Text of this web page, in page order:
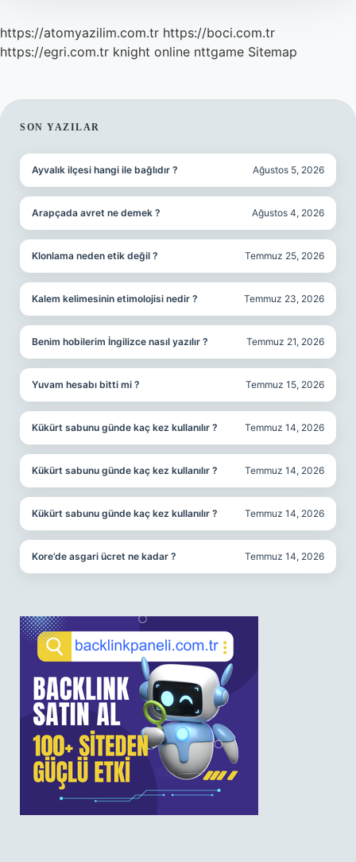
https://atomyazilim.com.tr https://boci.com.tr
https://egri.com.tr knight online nttgame Sitemap
SIDEBAR
SON YAZILAR
Ayvalık ilçesi hangi ile bağlıdır ? Ağustos 5, 2026
Arapçada avret ne demek ? Ağustos 4, 2026
Klonlama neden etik değil ? Temmuz 25, 2026
Kalem kelimesinin etimolojisi nedir ? Temmuz 23, 2026
Benim hobilerim İngilizce nasıl yazılır ? Temmuz 21, 2026
Yuvam hesabı bitti mi ? Temmuz 15, 2026
Kükürt sabunu günde kaç kez kullanılır ? Temmuz 14, 2026
Kükürt sabunu günde kaç kez kullanılır ? Temmuz 14, 2026
Kükürt sabunu günde kaç kez kullanılır ? Temmuz 14, 2026
Kore’de asgari ücret ne kadar ? Temmuz 14, 2026